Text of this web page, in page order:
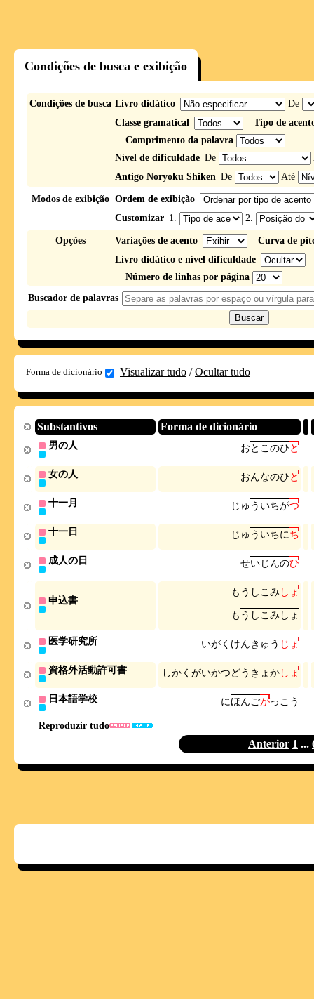
Condições de busca e exibição
Condições de busca Livro didático
De
Classe gramatical
Tipo de
Comprimento da palavra
Nível de dificuldade De
Antigo Noryoku Shiken De Até
Modos de exibição Ordem de exibição
Customizar 1. 2.
Opções Variações de acento
Curva de
Livro didático e nível dificuldade
Número de linhas por página
Buscador de palavras
Forma de dicionário Visualizar tudo /Ocultar tudo
Substantivos Forma de dicionário
Reproduzir tudo
男の人 おと こ のひと
女の人 おんなのひと
十一月 じ ゅ う いちがつ
十一日 じ ゅ う いちにち
成人の日 せいじ んのひ
申込書
も う し こ みし ょ
も う し こ みし ょ
医学研究所 いがく けんき ゅ う じ ょ
資格外活動許可書 しかく がいかつどう き ょかし ょ
日本語学校 にほんごがっ こ う
Anterior 1 ...